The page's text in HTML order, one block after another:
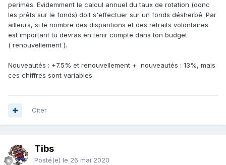
perimés. Evidemment le calcul annuel du taux de rotation (donc
les prêts sur le fonds) doit s'effectuer sur un fonds désherbé. Par
ailleurs, si le nombre des disparitions et des retraits volontaires
est important tu devras en tenir compte dans ton budget
( renouvellement ).
Nouveautés : +7.5% et renouvellement + nouveautés : 13%, mais
ces chiffres sont variables.
Citer
Tibs
Posté(e) le 26 mai 2020